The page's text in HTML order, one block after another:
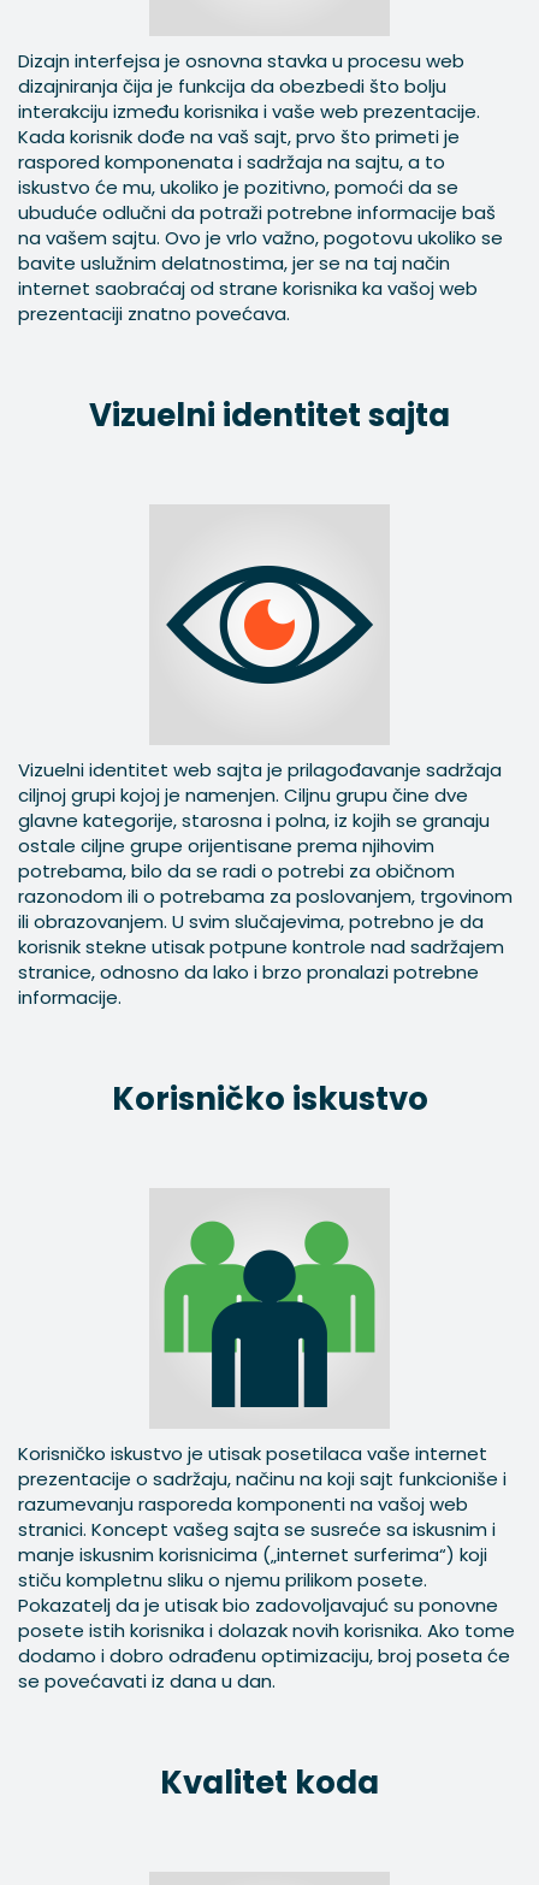
Dizajn interfejsa je osnovna stavka u procesu web
dizajniranja čija je funkcija da obezbedi što bolju
interakciju između korisnika i vaše web prezentacije.
Kada korisnik dođe na vaš sajt, prvo što primeti je
raspored komponenata i sadržaja na sajtu, a to
iskustvo će mu, ukoliko je pozitivno, pomoći da se
ubuduće odlučni da potraži potrebne informacije baš
na vašem sajtu. Ovo je vrlo važno, pogotovu ukoliko se
bavite uslužnim delatnostima, jer se na taj način
internet saobraćaj od strane korisnika ka vašoj web
prezentaciji znatno povećava.
Vizuelni identitet sajta
Vizuelni identitet web sajta je prilagođavanje sadržaja
ciljnoj grupi kojoj je namenjen. Ciljnu grupu čine dve
glavne kategorije, starosna i polna, iz kojih se granaju
ostale ciljne grupe orijentisane prema njihovim
potrebama, bilo da se radi o potrebi za običnom
razonodom ili o potrebama za poslovanjem, trgovinom
ili obrazovanjem. U svim slučajevima, potrebno je da
korisnik stekne utisak potpune kontrole nad sadržajem
stranice, odnosno da lako i brzo pronalazi potrebne
informacije.
Korisničko iskustvo
Korisničko iskustvo je utisak posetilaca vaše internet
prezentacije o sadržaju, načinu na koji sajt funkcioniše i
razumevanju rasporeda komponenti na vašoj web
stranici. Koncept vašeg sajta se susreće sa iskusnim i
manje iskusnim korisnicima („internet surferima“) koji
stiču kompletnu sliku o njemu prilikom posete.
Pokazatelj da je utisak bio zadovoljavajuć su ponovne
posete istih korisnika i dolazak novih korisnika. Ako tome
dodamo i dobro odrađenu optimizaciju, broj poseta će
se povećavati iz dana u dan.
Kvalitet koda